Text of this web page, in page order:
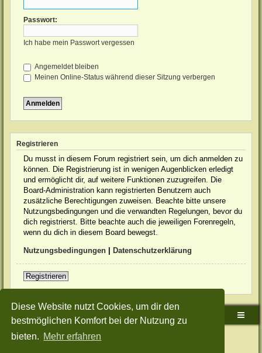
Diese Website nutzt Cookies, um dir den
bestmöglichen Komfort bei der Nutzung zu
bieten. Mehr erfahren
Passwort:
Ich habe mein Passwort vergessen
Angemeldet bleiben
Meinen Online-Status während dieser Sitzung verbergen
Registrieren
Du musst in diesem Forum registriert sein, um dich anmelden zu
können. Die Registrierung ist in wenigen Augenblicken erledigt
und ermöglicht dir, auf weitere Funktionen zuzugreifen. Die
Board-Administration kann registrierten Benutzern auch
zusätzliche Berechtigungen zuweisen. Beachte bitte unsere
Nutzungsbedingungen und die verwandten Regelungen, bevor du
dich registrierst. Bitte beachte auch die jeweiligen Forenregeln,
wenn du dich in diesem Board bewegst.
Nutzungsbedingungen Datenschutzerklärung
Registrieren
Sudden-Strike-Maps.de Hauptseite Foren-Übersicht
Powered byphpBB® Forum Software © phpBB Limited